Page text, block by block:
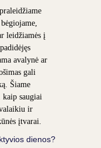
leidžiamės į
avalynė ar
gali
Šiame
kaip saugiai
ir
įtvarai.
dienos?